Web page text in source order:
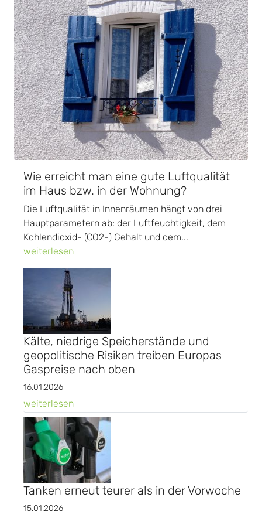
Wie erreicht man eine gute Luftqualität
im Haus bzw. in der Wohnung?
Die Luftqualität in Innenräumen hängt von drei
Hauptparametern ab: der Luftfeuchtigkeit, dem
Kohlendioxid- (CO2-) Gehalt und dem...
weiterlesen
Kälte, niedrige Speicherstände und
geopolitische Risiken treiben Europas
Gaspreise nach oben
16.01.2026
weiterlesen
Tanken erneut teurer als in der Vorwoche
15.01.2026